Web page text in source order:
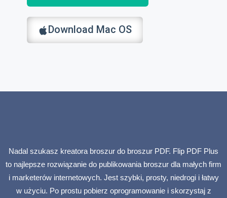
Download Mac OS
Nadal szukasz kreatora broszur do broszur PDF. Flip PDF Plus
to najlepsze rozwiązanie do publikowania broszur dla małych firm
i marketerów internetowych. Jest szybki, prosty, niedrogi i łatwy
w użyciu. Po prostu pobierz oprogramowanie i skorzystaj z